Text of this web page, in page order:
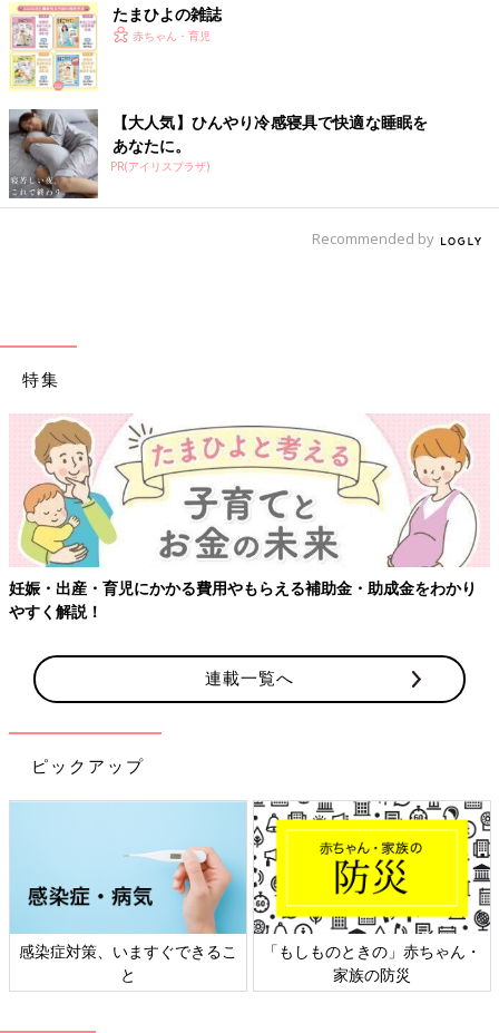
たまひよの雑誌
赤ちゃん・育児
【大人気】ひんやり冷感寝具で快適な睡眠を
あなたに。
PR(アイリスプラザ)
Recommended by
特集
【ワクチン接種できるものも】妊婦の感染症対策、知っておいて！
連載一覧へ
ピックアップ
・
日本外来小児科学会リーフレッ
ト検討会
六星占術 細木かおりさんの人
相談